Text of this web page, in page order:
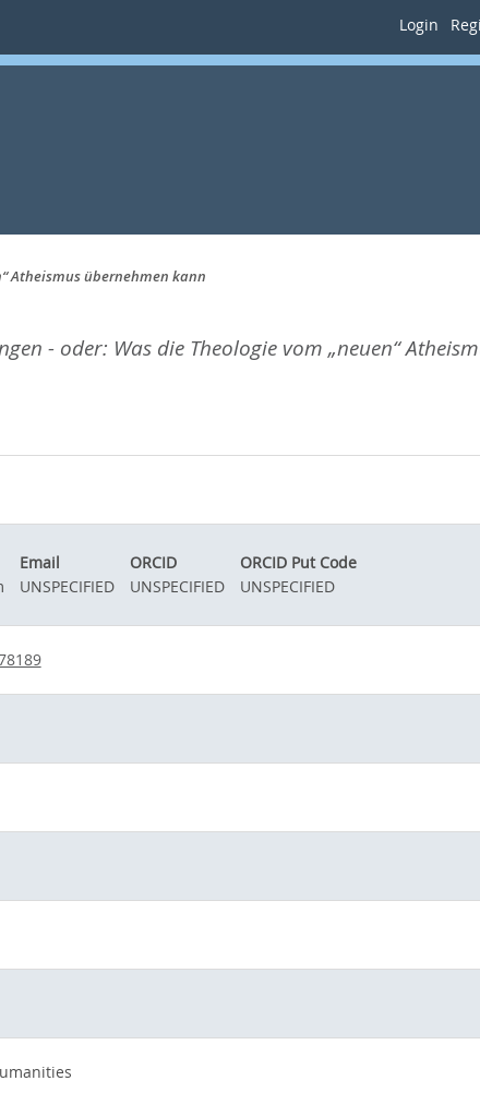
Login
Atheismus übernehmen kann
- oder: Was die Theologie vom „neuen“
Email ORCID
ORCID Put Code
UNSPECIFIED UNSPECIFIED UNSPECIFIED